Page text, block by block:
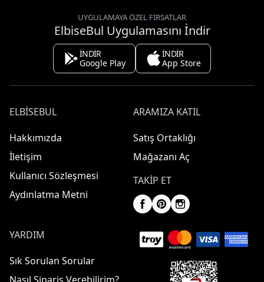
UYGULAMAYA ÖZEL FIRSATLAR
ElbiseBul Uygulamasını İndir
İNDİR
Google Play
İNDİR
App Store
ELBISEBUL
Hakkımızda
İletişim
Kullanıcı Sözleşmesi
Aydınlatma Metni
ARAMIZA KATIL
Satış Ortaklığı
Mağazanı Aç
TAKIP ET
YARDIM
Sık Sorulan Sorular